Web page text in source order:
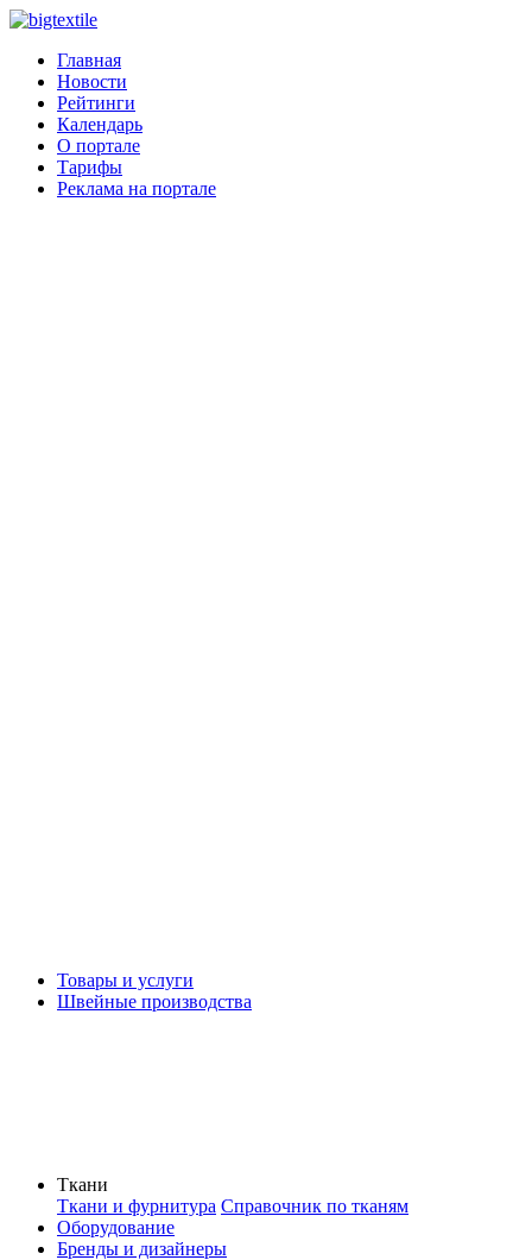
Главная
Новости
Рейтинги
Календарь
О портале
Тарифы
Реклама на портале
Товары и услуги
Швейные производства
Ткани
Ткани и фурнитура Справочник по тканям
Оборудование
Бренды и дизайнеры